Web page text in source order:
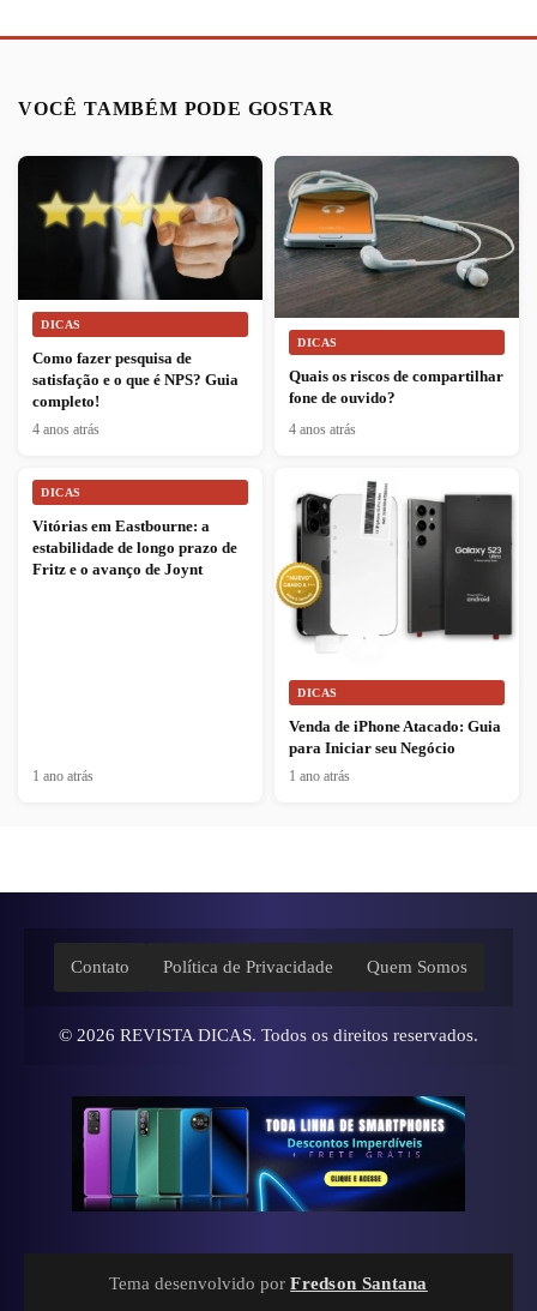
VOCÊ TAMBÉM PODE GOSTAR
DICAS
Como fazer pesquisa de
satisfação e o que é NPS? Guia
completo!
4 anos atrás
DICAS
Quais os riscos de compartilhar
fone de ouvido?
4 anos atrás
DICAS
Vitórias em Eastbourne: a
estabilidade de longo prazo de
Fritz e o avanço de Joynt
1 ano atrás
DICAS
Venda de iPhone Atacado: Guia
para Iniciar seu Negócio
1 ano atrás
Contato Política de Privacidade Quem Somos
© 2026 REVISTA DICAS. Todos os direitos reservados.
Tema desenvolvido por Fredson Santana